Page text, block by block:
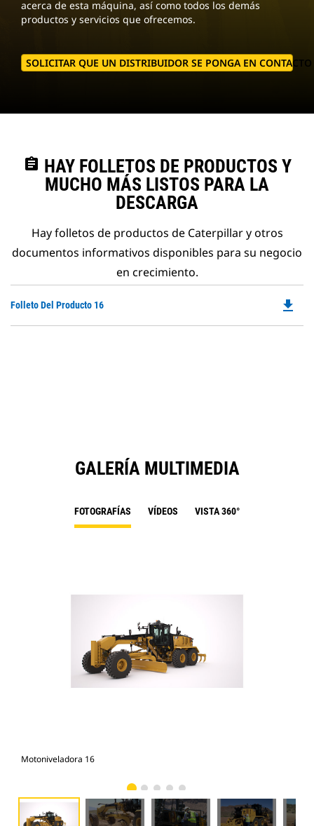
acerca de esta máquina, así como todos los demás
productos y servicios que ofrecemos.
SOLICITAR QUE UN DISTRIBUIDOR SE PONGA EN
assignment HAY FOLLETOS DE PRODUCTOS Y
MUCHO MÁS LISTOS PARA LA
DESCARGA
Hay folletos de productos de Caterpillar y otros
documentos informativos disponibles para su negocio
en crecimiento.
Folleto Del Producto 16 file_download
GALERÍA MULTIMEDIA
FOTOGRAFÍAS VÍDEOS VISTA 360°
Motoniveladora 16